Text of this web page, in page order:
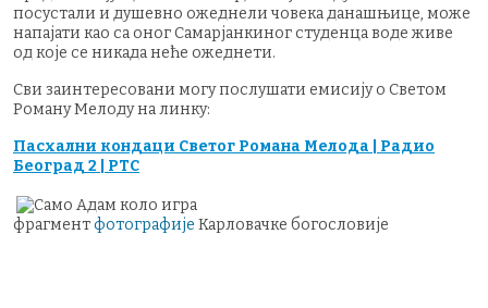
посустали и душевно ожеднели човека данашњице, може
напајати као са оног Самарјанкиног студенца воде живе
од које се никада неће ожеднети.
Сви заинтересовани могу послушати емисију о Светом
Роману Мелоду на линку:
Пасхални кондаци Светог Романа Мелода | Радио
Београд 2 | РТС
фрагментфотографије Карловачке богословије